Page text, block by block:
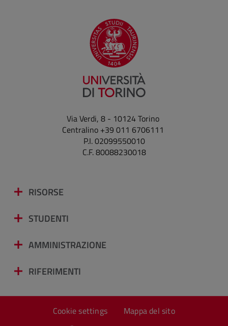
Via Verdi, 8 - 10124 Torino
Centralino +39 011 6706111
P.I. 02099550010
C.F. 80088230018
RISORSE
STUDENTI
AMMINISTRAZIONE
RIFERIMENTI
Cookie settings Mappa del sito